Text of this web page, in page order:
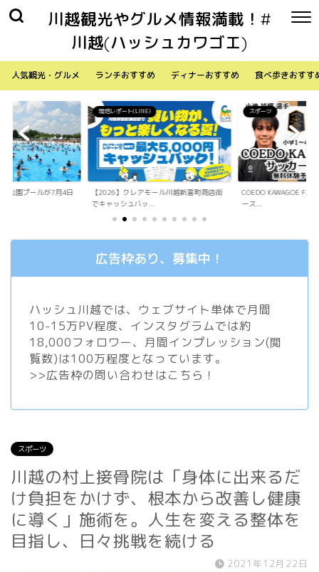
川越観光やグルメ情報満載！#
川越(ハッシュカワゴエ)
人気観光・グルメ ランチおすすめ ディナーおすすめ 食べ歩きおすす
ル川越新富町商店街
スポーツ
COEDO KAWAGOE F.Cが小学生向けサッカ
ース...
生活
「Sky Walker 7058」
内ア...
広告枠あり、募集中！
ハッシュ川越では、ウェブサイト単体で月間
10-15万PV程度、 インスタグラムでは約
18,000フォロワー、月間インプレッション(閲
覧数)は100万程度となっています。
>>広告枠の問い合わせはこちら！
スポーツ
川越の村上接骨院は「身体に出来るだ
け負担をかけず、根本から改善し健康
に導く」施術を。人生を変える整体を
目指し、日々挑戦を続ける
2021年12月22日